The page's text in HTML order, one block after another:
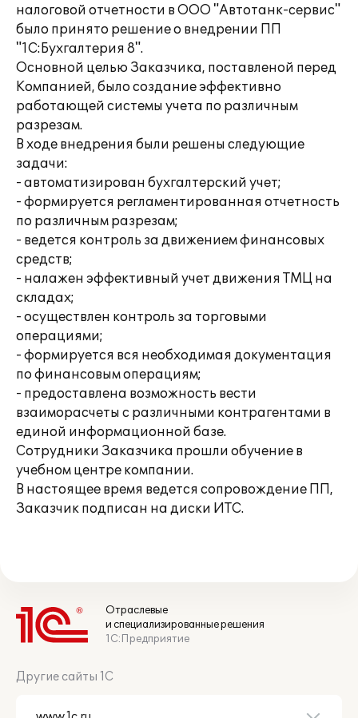
налоговой отчетности в ООО "Автотанк-сервис"
было принято решение о внедрении ПП
"1С:Бухгалтерия 8".
Основной целью Заказчика, поставленой перед
Компанией, было создание эффективно
работающей системы учета по различным
разрезам.
В ходе внедрения были решены следующие
задачи:
- автоматизирован бухгалтерский учет;
- формируется регламентированная отчетность
по различным разрезам;
- ведется контроль за движением финансовых
средств;
- налажен эффективный учет движения ТМЦ на
складах;
- осуществлен контроль за торговыми
операциями;
- формируется вся необходимая документация
по финансовым операциям;
- предоставлена возможность вести
взаиморасчеты с различными контрагентами в
единой информационной базе.
Сотрудники Заказчика прошли обучение в
учебном центре компании.
В настоящее время ведется сопровождение ПП,
Заказчик подписан на диски ИТС.
Отраслевые
и специализированные решения
1С:Предприятие
Другие сайты 1С